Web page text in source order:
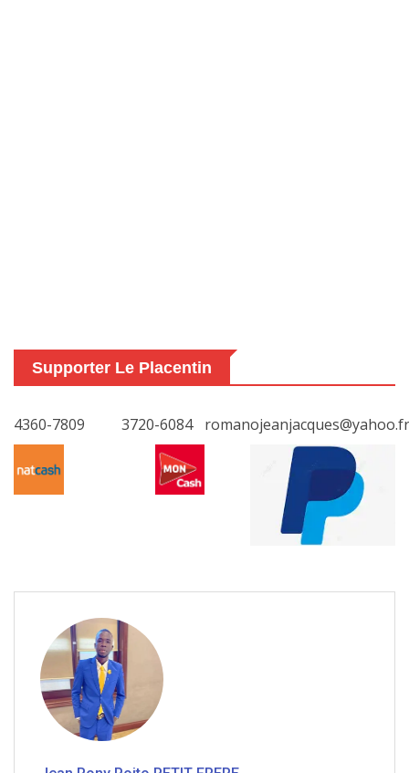
Supporter Le Placentin
4360-7809 3720-6084 romanojeanjacques@yahoo.fr